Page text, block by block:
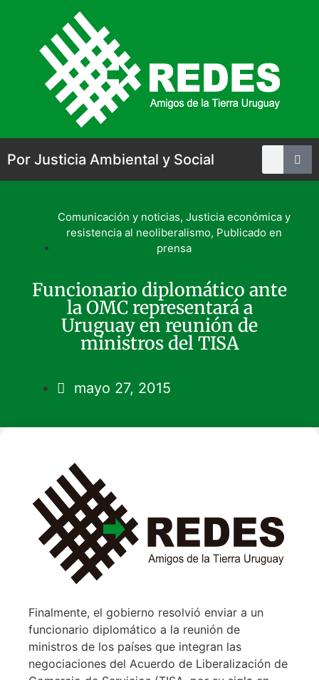
Por Justicia Ambiental y Social
Comunicación y noticias, Justicia económica y
resistencia al neoliberalismo, Publicado en
prensa
Funcionario diplomático ante
la OMC representará a
Uruguay en reunión de
ministros del TISA
mayo 27, 2015
Finalmente, el gobierno resolvió enviar a un
funcionario diplomático a la reunión de
ministros de los países que integran las
negociaciones del Acuerdo de Liberalización de